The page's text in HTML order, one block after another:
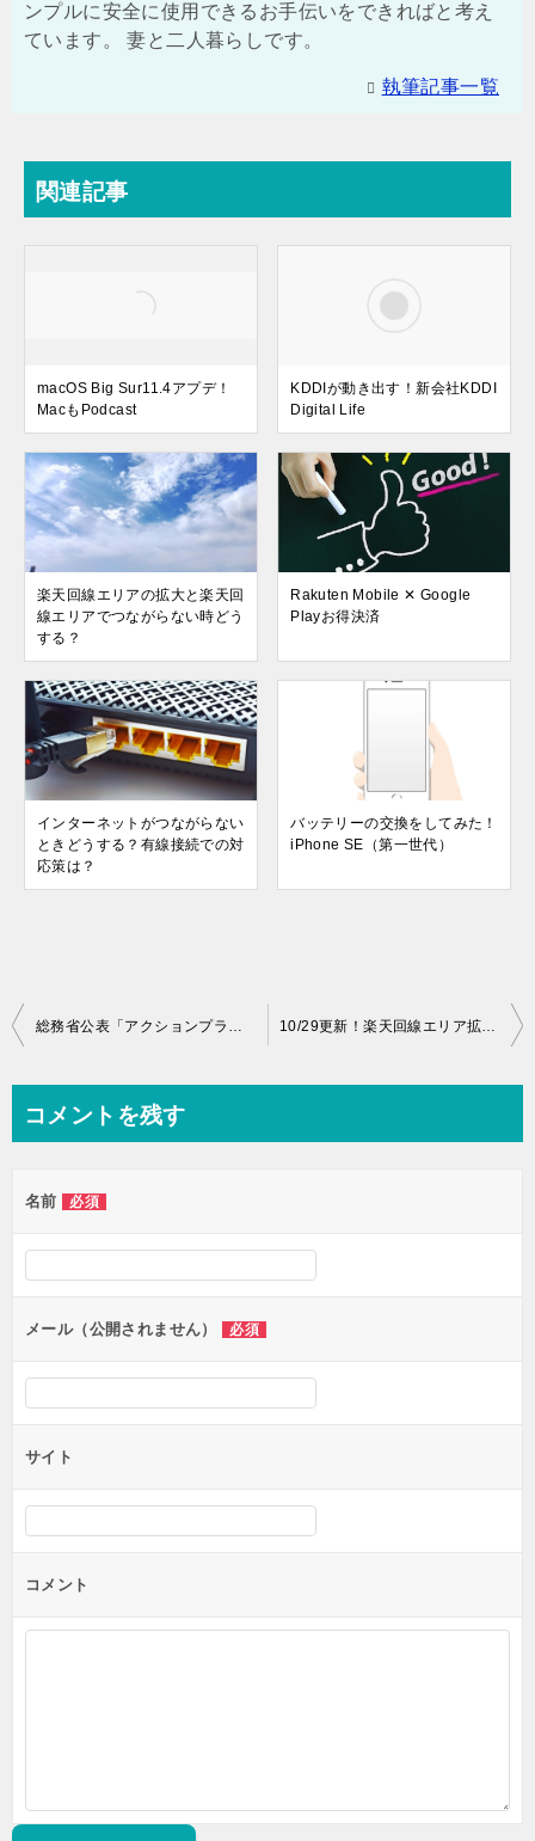
ンプルに安全に使用できるお手伝いをできればと考え
ています。 妻と二人暮らしです。
執筆記事一覧
関連記事
macOS Big Sur11.4アプデ！
MacもPodcast
KDDIが動き出す！新会社KDDI
Digital Life
楽天回線エリアの拡大と楽天回
線エリアでつながらない時どう
する？
Rakuten Mobile ✕ Google
Playお得決済
インターネットがつながらない
ときどうする？有線接続での対
応策は？
バッテリーの交換をしてみた！
iPhone SE（第一世代）
投
ビ
ー
シ
ン
総務省公表「アクションプラン」と通信料金の値下げのポイントは 10/29更新！楽天回線エリア拡大中・広がりが加速している？
コメントを残す
名前 必須
メール（公開されません） 必須
サイト
コメント